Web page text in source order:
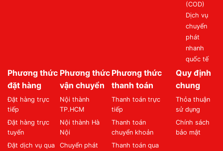
(COD)
Dịch vụ
chuyển
phát
nhanh
quốc tế
Phương thức
đặt hàng
Đặt hàng trực
tiếp
Đặt hàng trực
tuyến
Đặt dịch vụ qua
Phương thức
vận chuyển
Nội thành
TP.HCM
Nội thành Hà
Nội
Chuyển phát
Phương thức
thanh toán
Thanh toán trực
tiếp
Thanh toán
chuyển khoản
Thanh toán qua
Quy định
chung
Thỏa thuận
sử dụng
Chính sách
bảo mật